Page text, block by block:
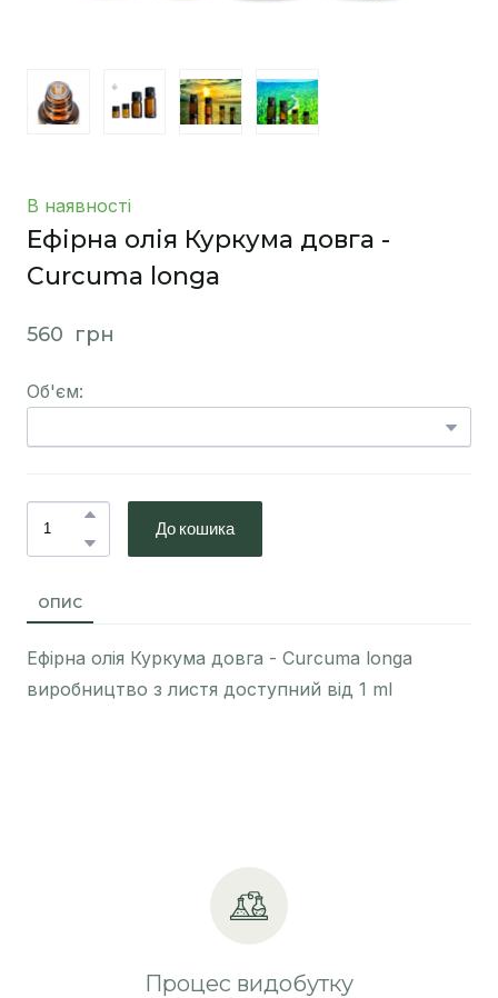
В наявності
Ефірна олія Куркума довга -
Curcuma longa
560  грн
Об'єм:
До кошика
ОПИС
Ефірна олія Куркума довга - Curcuma longa
виробництво з листя доступний від 1 ml
Процес видобутку